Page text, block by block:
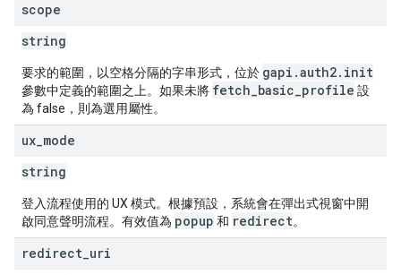
scope
string
要求的範圍，以空格分隔的字串形式，位於 gapi .auth2. init
參數中定義的範圍之上。如果未將 fetch basic profile 設
為 false，則為選用屬性。
ux mode
string
登入流程使用的 UX 模式。根據預設，系統會在彈出式視窗中開
啟同意聲明流程。有效值為 popup 和 redirect。
redirect uri